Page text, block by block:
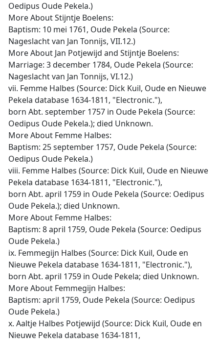
Oedipus Oude Pekela.)
More About Stijntje Boelens:
Baptism: 10 mei 1761, Oude Pekela (Source:
Nageslacht van Jan Tonnijs, VII.12.)
More About Jan Potjewijd and Stijntje Boelens:
Marriage: 3 december 1784, Oude Pekela (Source:
Nageslacht van Jan Tonnijs, VI.12.)
vii. Femme Halbes (Source: Dick Kuil, Oude en Nieuwe
Pekela database 1634-1811, "Electronic."),
born Abt. september 1757 in Oude Pekela (Source:
Oedipus Oude Pekela.); died Unknown.
More About Femme Halbes:
Baptism: 25 september 1757, Oude Pekela (Source:
Oedipus Oude Pekela.)
viii. Femme Halbes (Source: Dick Kuil, Oude en Nieuwe
Pekela database 1634-1811, "Electronic."),
born Abt. april 1759 in Oude Pekela (Source: Oedipus
Oude Pekela.); died Unknown.
More About Femme Halbes:
Baptism: 8 april 1759, Oude Pekela (Source: Oedipus
Oude Pekela.)
ix. Femmegijn Halbes (Source: Dick Kuil, Oude en
Nieuwe Pekela database 1634-1811, "Electronic."),
born Abt. april 1759 in Oude Pekela; died Unknown.
More About Femmegijn Halbes:
Baptism: april 1759, Oude Pekela (Source: Oedipus
Oude Pekela.)
x. Aaltje Halbes Potjewijd (Source: Dick Kuil, Oude en
Nieuwe Pekela database 1634-1811,